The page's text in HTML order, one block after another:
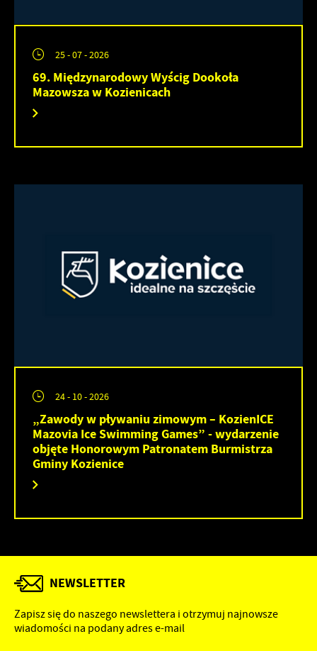
25 - 07 - 2026
69. Międzynarodowy Wyścig Dookoła
Mazowsza w Kozienicach
24 - 10 - 2026
„Zawody w pływaniu zimowym – KozienICE
Mazovia Ice Swimming Games” - wydarzenie
objęte Honorowym Patronatem Burmistrza
Gminy Kozienice
NEWSLETTER
Zapisz się do naszego newslettera i otrzymuj najnowsze
wiadomości na podany adres e-mail